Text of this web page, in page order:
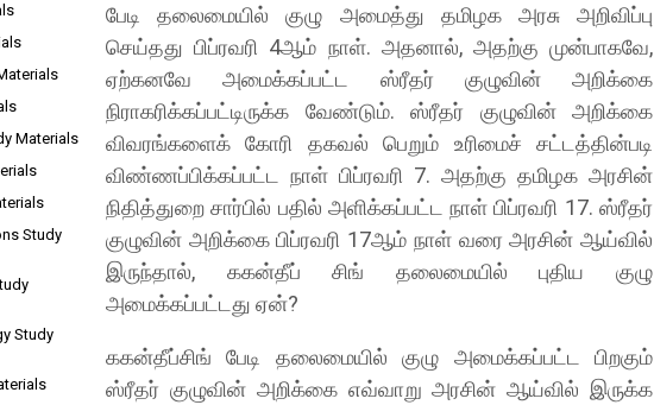
பேடி தலைமையில் குழு அமைத்து தமிழக அரசு அறிவிப்பு
செய்தது பிப்ரவரி 4ஆம் நாள். அதனால், அதற்கு முன்பாகவே,
ஏற்கனவே அமைக்கப்பட்ட ஸ்ரீதர் குழுவின் அறிக்கை
நிராகரிக்கப்பட்டிருக்க வேண்டும். ஸ்ரீதர் குழுவின் அறிக்கை
விவரங்களைக் கோரி தகவல் பெறும் உரிமைச் சட்டத்தின்படி
விண்ணப்பிக்கப்பட்ட நாள் பிப்ரவரி 7. அதற்கு தமிழக அரசின்
நிதித்துறை சார்பில் பதில் அளிக்கப்பட்ட நாள் பிப்ரவரி 17. ஸ்ரீதர்
குழுவின் அறிக்கை பிப்ரவரி 17ஆம் நாள் வரை அரசின் ஆய்வில்
இருந்தால், ககன்தீப் சிங் தலைமையில் புதிய குழு
அமைக்கப்பட்டது ஏன்?
ககன்தீப்சிங் பேடி தலைமையில் குழு அமைக்கப்பட்ட பிறகும்
ஸ்ரீதர் குழுவின் அறிக்கை எவ்வாறு அரசின் ஆய்வில் இருக்க
Materials
Study
Study